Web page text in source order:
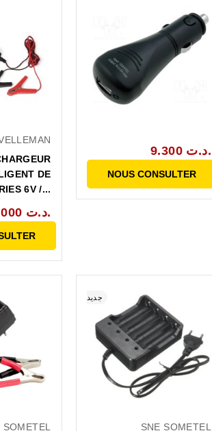
DE
6V /...
295.000 د.ت.
9.300 د.ت.
NOUS CONSULTER
SOMETEL
جديد
SNE SOMETEL